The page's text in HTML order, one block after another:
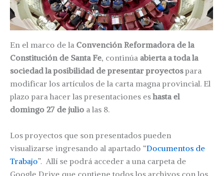
En el marco de la Convención Reformadora de la
Constitución de Santa Fe, continúa abierta a toda la
sociedad la posibilidad de presentar proyectospara
modificar los artículos de la carta magna provincial. El
plazo para hacer las presentaciones eshasta el
domingo 27 de julio a las 8.
Los proyectos que son presentados pueden
visualizarse ingresando al apartado “Documentos de
Trabajo”. Allí se podrá acceder a una carpeta de
Google Drive que contiene todos los archivos con los